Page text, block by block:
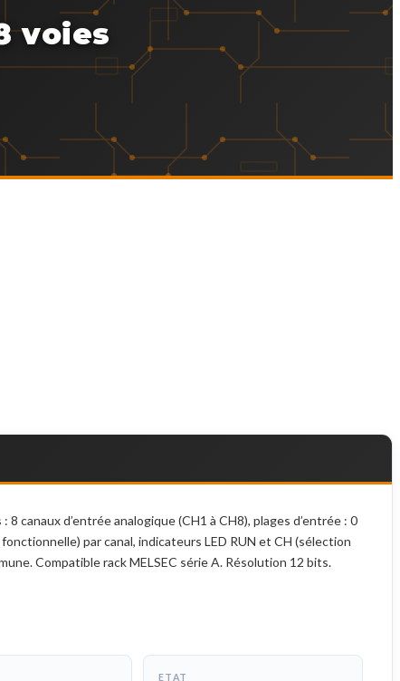
voies
canaux d’entrée analogique (CH1 à CH8), plages d’entrée : 0
par canal, indicateurs LED RUN et CH (sélection
Compatible rack MELSEC série A. Résolution 12 bits.
ETAT